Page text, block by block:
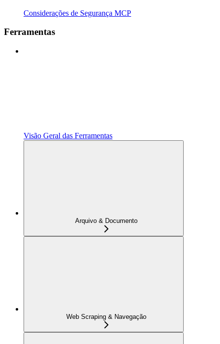
Considerações de Segurança MCP
Ferramentas
Visão Geral das Ferramentas
Arquivo & Documento
Web Scraping & Navegação